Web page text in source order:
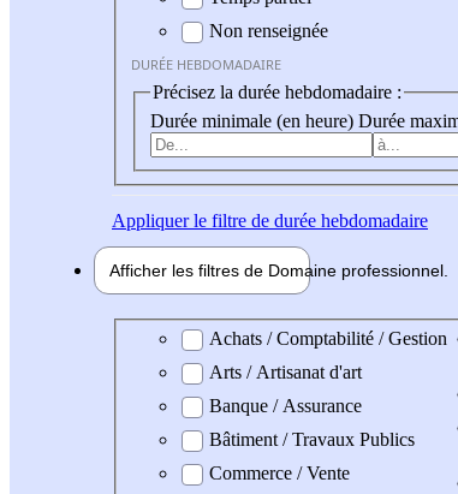
Non renseignée
DURÉE HEBDOMADAIRE
Précisez la durée hebdomadaire :
Durée minimale (en heure) Durée
Appliquerle filtre de durée hebdomadaire
Afficher les filtres de Domaine professionnel
Domaine professionel
Achats / Comptabilité / Gestion
Arts / Artisanat d'art
Banque / Assurance
Bâtiment / Travaux Publics
Commerce / Vente